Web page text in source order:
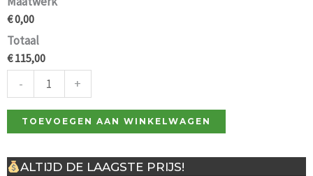
€ 0,00
Totaal
€ 115,00
-
65cm
aantal
+
TOEVOEGEN AAN WINKELWAGEN
ALTIJD DE LAAGSTE PRIJS!